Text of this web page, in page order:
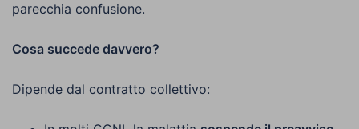
parecchia confusione.
Cosa succede davvero?
Dipende dal contratto collettivo: